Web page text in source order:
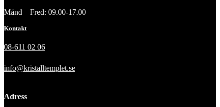
Månd – Fred: 09.00-17.00
Kontakt
08-611 02 06
info@kristalltemplet.se
Adress